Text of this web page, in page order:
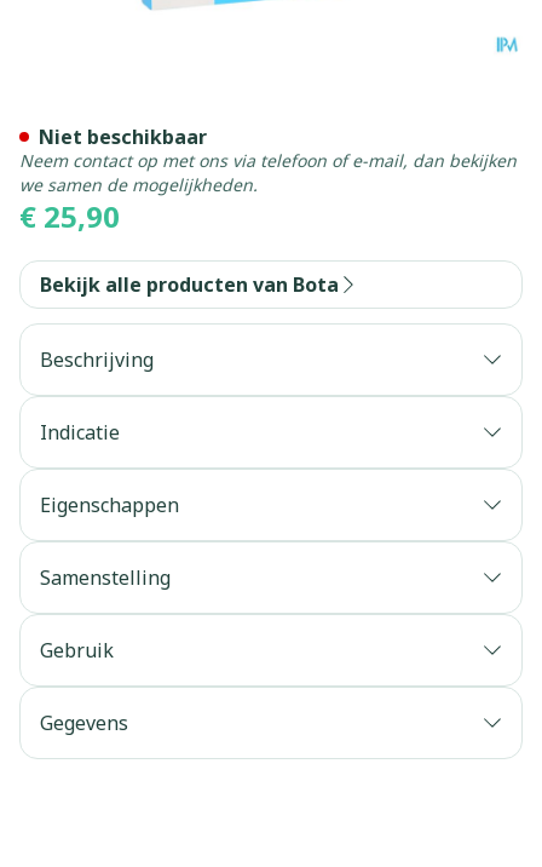
€ 25,90
Niet beschikbaar
Neem contact op met ons via telefoon of e-mail, dan bekijken
we samen de mogelijkheden.
Bekijk alle producten van Bota
Beschrijving
Indicatie
Eigenschappen
Samenstelling
Gebruik
Gegevens